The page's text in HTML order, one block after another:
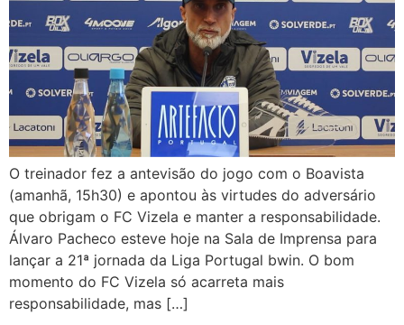
O treinador fez a antevisão do jogo com o Boavista
(amanhã, 15h30) e apontou às virtudes do adversário
que obrigam o FC Vizela e manter a responsabilidade.
Álvaro Pacheco esteve hoje na Sala de Imprensa para
lançar a 21ª jornada da Liga Portugal bwin. O bom
momento do FC Vizela só acarreta mais
responsabilidade, mas […]